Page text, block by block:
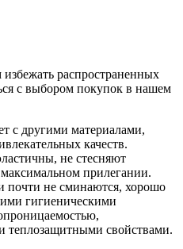
распространенных
с выбором покупок в нашем
с другими материалами,
качеств.
не стесняют
прилегании.
не сминаются, хорошо
гигиеническими
теплозащитными свойствами.